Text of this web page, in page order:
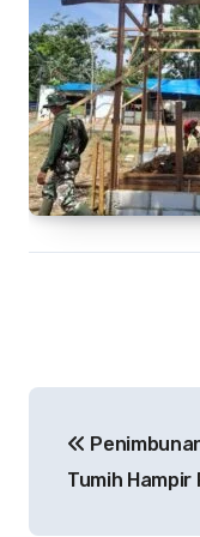
pos
Tumih Hampir